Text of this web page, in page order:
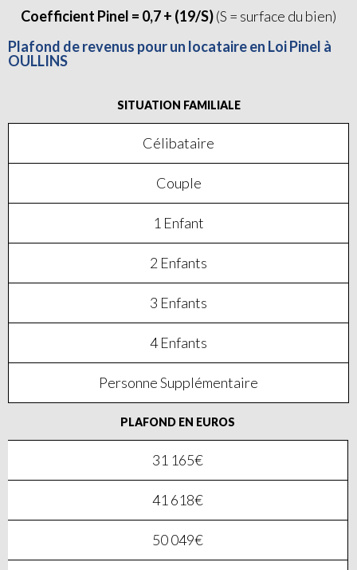
Coefficient Pinel = 0,7 + (19/S)(S = surface du bien)
Plafond de revenus pour un locataire en Loi Pinel à
OULLINS
SITUATION FAMILIALE
Célibataire
Couple
1 Enfant
2 Enfants
3 Enfants
4 Enfants
Personne Supplémentaire
PLAFOND EN EUROS
31 165€
41 618€
50 049€